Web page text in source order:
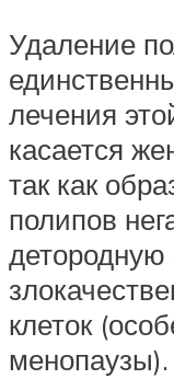
Удаление
лечения
касается
так как
полипов
клеток
менопаузы).